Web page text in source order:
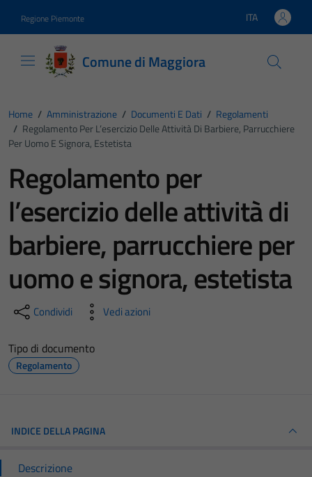
Regione Piemonte Lingua attiva:
ITA
Comune di Maggiora
Home / Amministrazione / Documenti E Dati / Regolamenti
/ Regolamento Per L’esercizio Delle Attività Di Barbiere, Parrucchiere
Per Uomo E Signora, Estetista
Regolamento per
l’esercizio delle attività di
barbiere, parrucchiere per
uomo e signora, estetista
Condividi Vedi azioni
Tipo di documento
Regolamento
INDICE DELLA PAGINA
Descrizione